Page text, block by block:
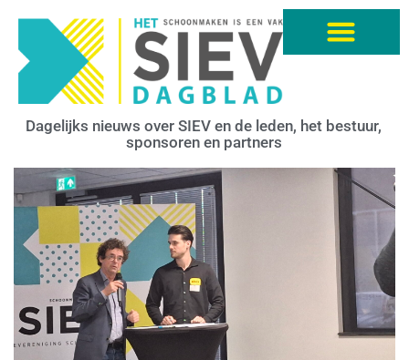
Dagelijks nieuws over SIEV en de leden, het bestuur,
sponsoren en partners